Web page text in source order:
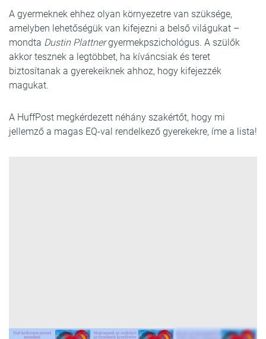
A gyermeknek ehhez olyan környezetre van szüksége,
amelyben lehetőségük van kifejezni a belső világukat –
mondta Dustin Plattnergyermekpszichológus. A szülők
akkor tesznek a legtöbbet, ha kíváncsiak és teret
biztosítanak a gyerekeiknek ahhoz, hogy kifejezzék
magukat.
A HuffPost megkérdezett néhány szakértőt, hogy mi
jellemző a magas EQ-val rendelkező gyerekekre, íme a lista!